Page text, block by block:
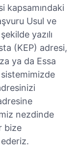
kapsamındaki
Usul ve
yazılı
(KEP) adresi,
ya da Essa
nezdinde
bize